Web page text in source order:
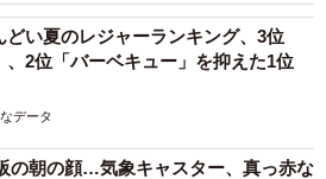
どい夏のレジャーランキング、3位
、2位「バーベキュー」を抑えた1位
データ
の朝の顔…気象キャスター、真っ赤な